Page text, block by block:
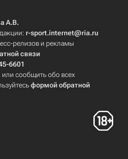
А.В.
r-sport.internet@ria.ru
релизов и рекламы
связи
6601
или сообщить обо всех
формой обратной